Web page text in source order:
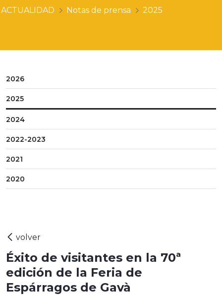
ACTUALIDAD Notas de prensa 2025
2026
2025
2024
2022-2023
2021
2020
Éxito de visitantes en la 70ª
edición de la Feria de
Espárragos de Gavà